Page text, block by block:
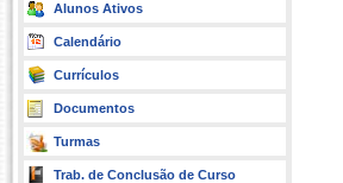
Alunos Ativos
Calendário
Currículos
Documentos
Turmas
Trab. de Conclusão de Curso